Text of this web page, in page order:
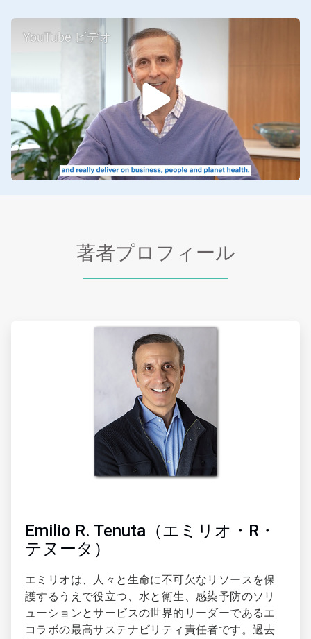
YouTube ビデオ
著者プロフィール
Emilio R. Tenuta（エミリオ・R・
テヌータ）
エミリオは、人々と生命に不可欠なリソースを保
護するうえで役立つ、水と衛生、感染予防のソリ
ューションとサービスの世界的リーダーであるエ
コラボの最高サステナビリティ責任者です。過去